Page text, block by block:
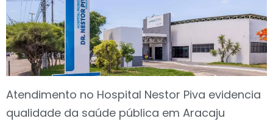
Atendimento no Hospital Nestor Piva evidencia
qualidade da saúde pública em Aracaju